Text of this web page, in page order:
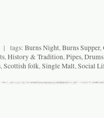
tags: Burns Night,Burns Supper,
,History & Tradition,Pipes,
,Scottish folk,Single Malt,Social